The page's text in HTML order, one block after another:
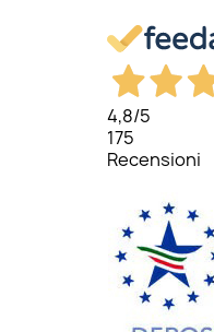
4,8/5
175
Recensioni